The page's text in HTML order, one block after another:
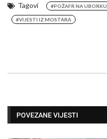
Tagovi #POŽAFR NA UBORKU
#VIJESTI IZ MOSTARA
POVEZANE VIJESTI